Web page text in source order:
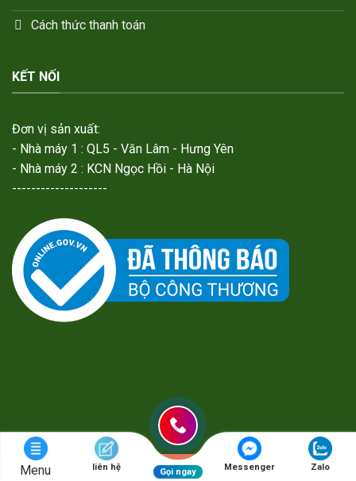
Cách thức thanh toán
KẾT NỐI
Đơn vị sản xuất:
- Nhà máy 1 : QL5 - Văn Lâm - Hưng Yên
- Nhà máy 2 : KCN Ngọc Hồi - Hà Nội
--------------------
BẢN QUYỀN CỦA BOSUAFARM.COM © 2018
Menu liên hệ Gọi ngay Messenger Zalo